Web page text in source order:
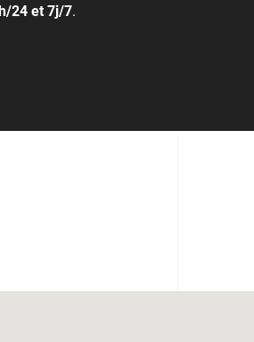
24 et 7j/7.